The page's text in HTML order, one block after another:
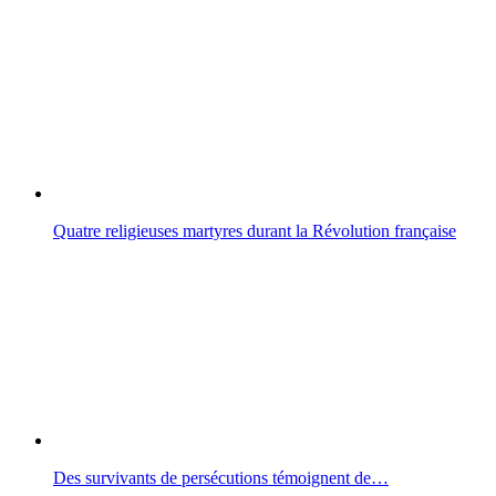
Quatre religieuses martyres durant la Révolution française
Des survivants de persécutions témoignent de…